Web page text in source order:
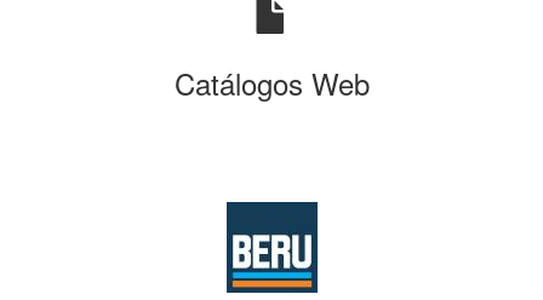
Catálogos Web